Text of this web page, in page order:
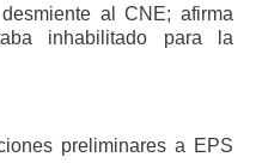
al CNE; afirma
inhabilitado para la
preliminares a EPS